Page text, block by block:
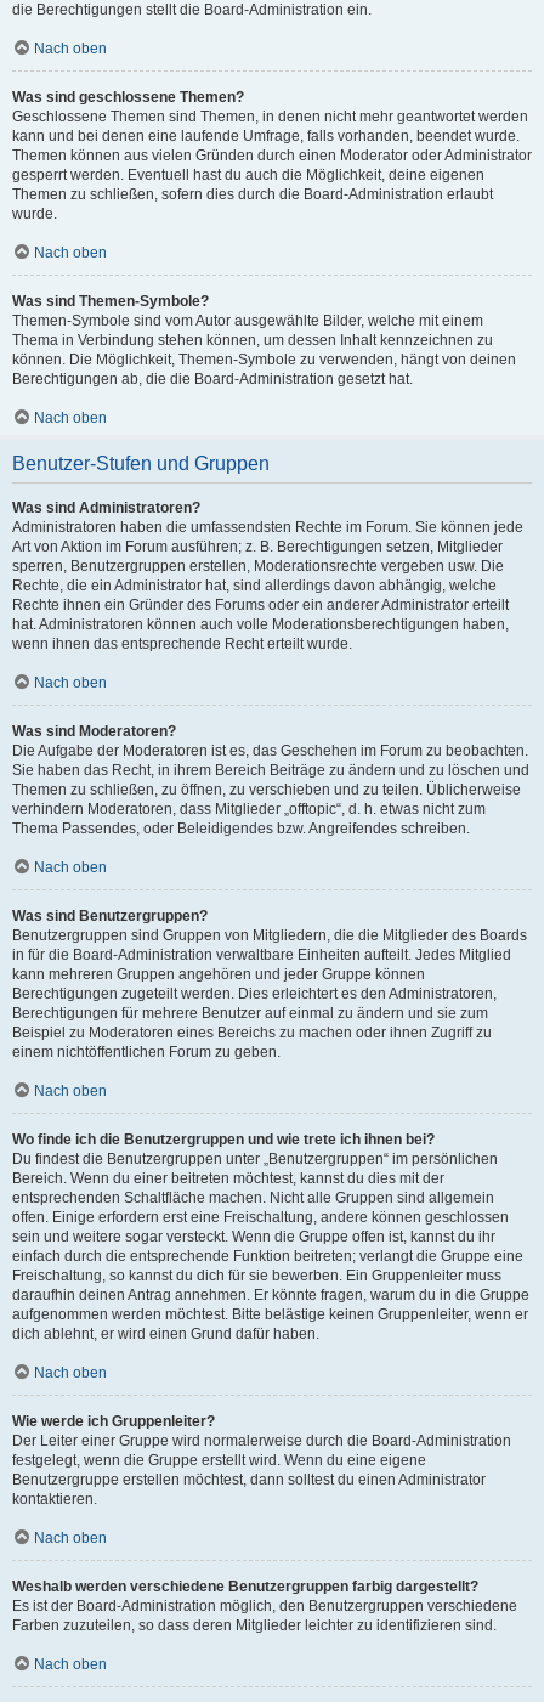
die Berechtigungen stellt die Board-Administration ein.
Nach oben
Was sind geschlossene Themen?
Geschlossene Themen sind Themen, in denen nicht mehr geantwortet werden
kann und bei denen eine laufende Umfrage, falls vorhanden, beendet wurde.
Themen können aus vielen Gründen durch einen Moderator oder Administrator
gesperrt werden. Eventuell hast du auch die Möglichkeit, deine eigenen
Themen zu schließen, sofern dies durch die Board-Administration erlaubt
wurde.
Nach oben
Was sind Themen-Symbole?
Themen-Symbole sind vom Autor ausgewählte Bilder, welche mit einem
Thema in Verbindung stehen können, um dessen Inhalt kennzeichnen zu
können. Die Möglichkeit, Themen-Symbole zu verwenden, hängt von deinen
Berechtigungen ab, die die Board-Administration gesetzt hat.
Nach oben
Benutzer-Stufen und Gruppen
Was sind Administratoren?
Administratoren haben die umfassendsten Rechte im Forum. Sie können jede
Art von Aktion im Forum ausführen; z. B. Berechtigungen setzen, Mitglieder
sperren, Benutzergruppen erstellen, Moderationsrechte vergeben usw. Die
Rechte, die ein Administrator hat, sind allerdings davon abhängig, welche
Rechte ihnen ein Gründer des Forums oder ein anderer Administrator erteilt
hat. Administratoren können auch volle Moderationsberechtigungen haben,
wenn ihnen das entsprechende Recht erteilt wurde.
Nach oben
Was sind Moderatoren?
Die Aufgabe der Moderatoren ist es, das Geschehen im Forum zu beobachten.
Sie haben das Recht, in ihrem Bereich Beiträge zu ändern und zu löschen und
Themen zu schließen, zu öffnen, zu verschieben und zu teilen. Üblicherweise
verhindern Moderatoren, dass Mitglieder „offtopic“, d. h. etwas nicht zum
Thema Passendes, oder Beleidigendes bzw. Angreifendes schreiben.
Nach oben
Was sind Benutzergruppen?
Benutzergruppen sind Gruppen von Mitgliedern, die die Mitglieder des Boards
in für die Board-Administration verwaltbare Einheiten aufteilt. Jedes Mitglied
kann mehreren Gruppen angehören und jeder Gruppe können
Berechtigungen zugeteilt werden. Dies erleichtert es den Administratoren,
Berechtigungen für mehrere Benutzer auf einmal zu ändern und sie zum
Beispiel zu Moderatoren eines Bereichs zu machen oder ihnen Zugriff zu
einem nichtöffentlichen Forum zu geben.
Nach oben
Wo finde ich die Benutzergruppen und wie trete ich ihnen bei?
Du findest die Benutzergruppen unter „Benutzergruppen“ im persönlichen
Bereich. Wenn du einer beitreten möchtest, kannst du dies mit der
entsprechenden Schaltfläche machen. Nicht alle Gruppen sind allgemein
offen. Einige erfordern erst eine Freischaltung, andere können geschlossen
sein und weitere sogar versteckt. Wenn die Gruppe offen ist, kannst du ihr
einfach durch die entsprechende Funktion beitreten; verlangt die Gruppe eine
Freischaltung, so kannst du dich für sie bewerben. Ein Gruppenleiter muss
daraufhin deinen Antrag annehmen. Er könnte fragen, warum du in die Gruppe
aufgenommen werden möchtest. Bitte belästige keinen Gruppenleiter, wenn er
dich ablehnt, er wird einen Grund dafür haben.
Nach oben
Wie werde ich Gruppenleiter?
Der Leiter einer Gruppe wird normalerweise durch die Board-Administration
festgelegt, wenn die Gruppe erstellt wird. Wenn du eine eigene
Benutzergruppe erstellen möchtest, dann solltest du einen Administrator
kontaktieren.
Nach oben
Weshalb werden verschiedene Benutzergruppen farbig dargestellt?
Es ist der Board-Administration möglich, den Benutzergruppen verschiedene
Farben zuzuteilen, so dass deren Mitglieder leichter zu identifizieren sind.
Nach oben